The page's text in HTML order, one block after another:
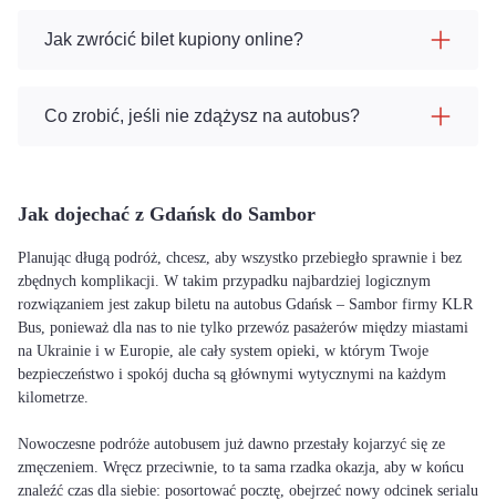
Jak zwrócić bilet kupiony online?
Co zrobić, jeśli nie zdążysz na autobus?
Jak dojechać z Gdańsk do Sambor
Planując długą podróż, chcesz, aby wszystko przebiegło sprawnie i bez
zbędnych komplikacji. W takim przypadku najbardziej logicznym
rozwiązaniem jest zakup biletu na autobus Gdańsk – Sambor firmy KLR
Bus, ponieważ dla nas to nie tylko przewóz pasażerów między miastami
na Ukrainie i w Europie, ale cały system opieki, w którym Twoje
bezpieczeństwo i spokój ducha są głównymi wytycznymi na każdym
kilometrze.
Nowoczesne podróże autobusem już dawno przestały kojarzyć się ze
zmęczeniem. Wręcz przeciwnie, to ta sama rzadka okazja, aby w końcu
znaleźć czas dla siebie: posortować pocztę, obejrzeć nowy odcinek serialu